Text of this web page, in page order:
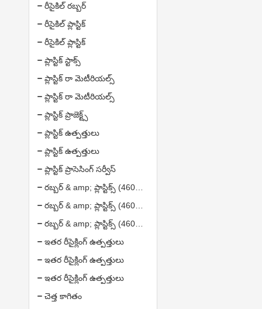
రీసైకిల్ రబ్బర్
రీసైకిల్ ప్లాస్టిక్
రీసైకిల్ ప్లాస్టిక్
ప్లాస్టిక్ స్టాక్స్
ప్లాస్టిక్ రా మెటీరియల్స్
ప్లాస్టిక్ రా మెటీరియల్స్
ప్లాస్టిక్ ప్రాజెక్ట్స్
ప్లాస్టిక్ ఉత్పత్తులు
ప్లాస్టిక్ ఉత్పత్తులు
ప్లాస్టిక్ ప్రాసెసింగ్ సర్వీస్
ఇతర రీసైక్లింగ్ ఉత్పత్తులు
ఇతర రీసైక్లింగ్ ఉత్పత్తులు
ఇతర రీసైక్లింగ్ ఉత్పత్తులు
చెత్త కాగితం